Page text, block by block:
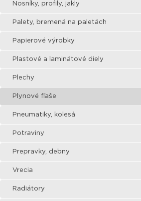
Nosníky, profily, jakly
Palety, bremená na paletách
Papierové výrobky
Plastové a laminátové diely
Plechy
Plynové fľaše
Pneumatiky, kolesá
Potraviny
Prepravky, debny
Vrecia
Radiátory